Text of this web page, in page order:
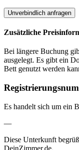
Unverbindlich anfragen
Zusätzliche
Bei längere Buchung
ausgelegt. Es gibt ein
Bett genutzt werden
Es handelt sich um ein
—
Diese Unterkunft
DeinZimmer.de.